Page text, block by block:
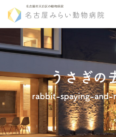
うさぎの
rabbit-spaying-and-